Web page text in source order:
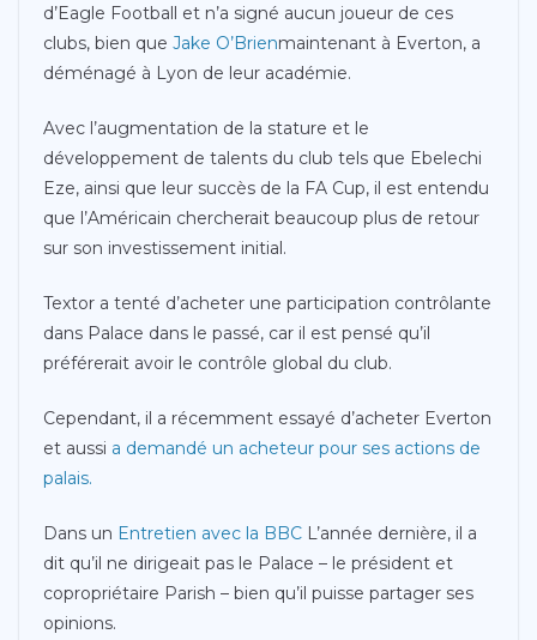
d’Eagle Football et n’a signé aucun joueur de ces
clubs, bien que Jake O’Brienmaintenant à Everton, a
déménagé à Lyon de leur académie.
Avec l’augmentation de la stature et le
développement de talents du club tels que Ebelechi
Eze, ainsi que leur succès de la FA Cup, il est entendu
que l’Américain chercherait beaucoup plus de retour
sur son investissement initial.
Textor a tenté d’acheter une participation contrôlante
dans Palace dans le passé, car il est pensé qu’il
préférerait avoir le contrôle global du club.
Cependant, il a récemment essayé d’acheter Everton
et aussi a demandé un acheteur pour ses actions de
palais.
Dans un Entretien avec la BBC L’année dernière, il a
dit qu’il ne dirigeait pas le Palace – le président et
copropriétaire Parish – bien qu’il puisse partager ses
opinions.